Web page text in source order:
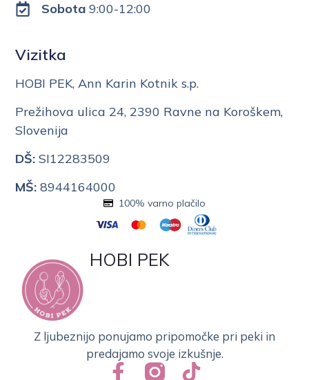
Sobota9:00-12:00
Vizitka
HOBI PEK, Ann Karin Kotnik s.p.
Prežihova ulica 24, 2390 Ravne na Koroškem,
Slovenija
DŠ: SI12283509
MŠ: 8944164000
HOBI PEK
Z ljubeznijo ponujamo pripomočke pri peki in
predajamo svoje izkušnje.
100% varno plačilo